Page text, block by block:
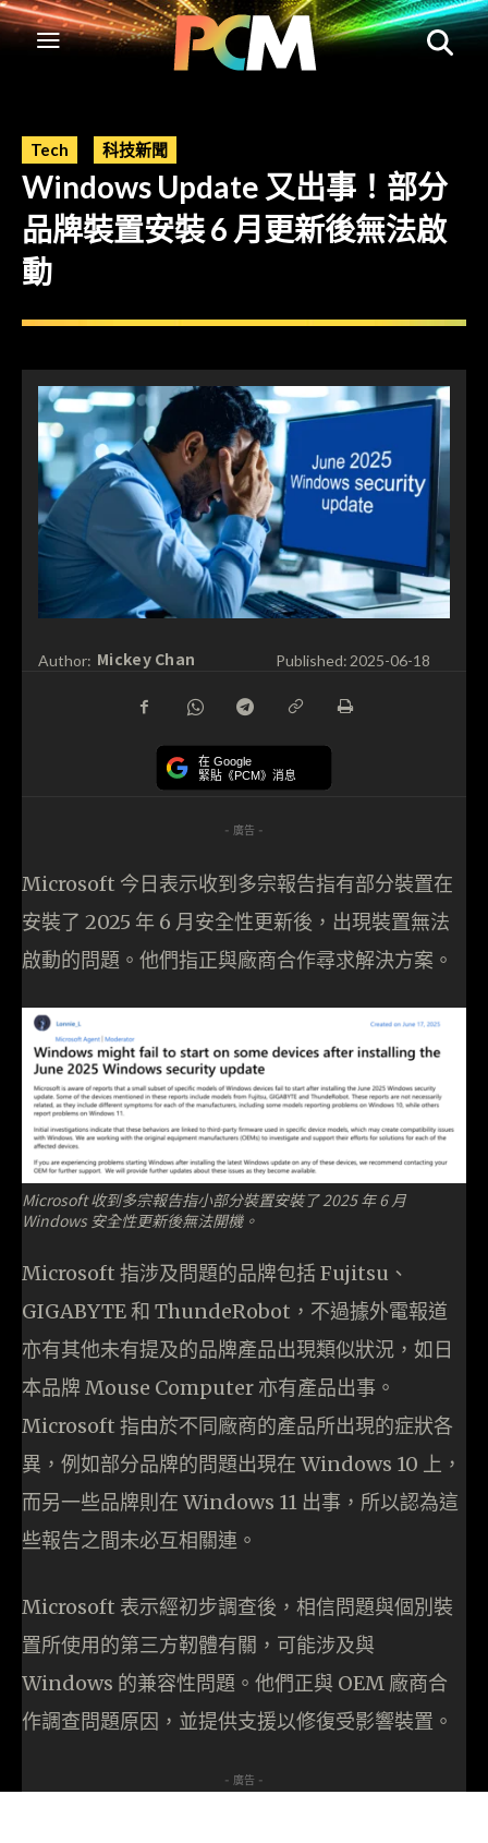
Tech 科技新聞
Windows Update 又出事！部分
品牌裝置安裝 6 月更新後無法啟
動
Author: Mickey Chan Published: 2025-06-18
在 Google
緊貼《PCM》消息
- 廣告 -
Microsoft 今日表示收到多宗報告指有部分裝置在
安裝了 2025 年 6 月安全性更新後，出現裝置無法
啟動的問題。他們指正與廠商合作尋求解決方案。
Microsoft 收到多宗報告指小部分裝置安裝了 2025 年 6 月
Windows 安全性更新後無法開機。
Microsoft 指涉及問題的品牌包括 Fujitsu、
GIGABYTE 和 ThundeRobot，不過據外電報道
亦有其他未有提及的品牌產品出現類似狀況，如日
本品牌 Mouse Computer 亦有產品出事。
Microsoft 指由於不同廠商的產品所出現的症狀各
異，例如部分品牌的問題出現在 Windows 10 上，
而另一些品牌則在 Windows 11 出事，所以認為這
些報告之間未必互相關連。
Microsoft 表示經初步調查後，相信問題與個別裝
置所使用的第三方靭體有關，可能涉及與
Windows 的兼容性問題。他們正與 OEM 廠商合
作調查問題原因，並提供支援以修復受影響裝置。
- 廣告 -